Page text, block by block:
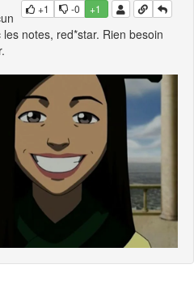
+1
-0 +1
notes, red*star. Rien besoin